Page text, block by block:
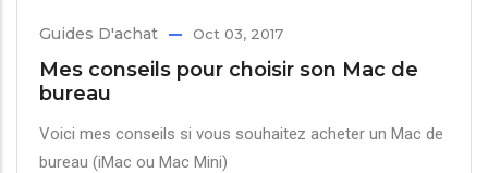
Guides D'achat Oct 03, 2017
Mes conseils pour choisir son Mac de
bureau
Voici mes conseils si vous souhaitez acheter un Mac de
bureau (iMac ou Mac Mini)